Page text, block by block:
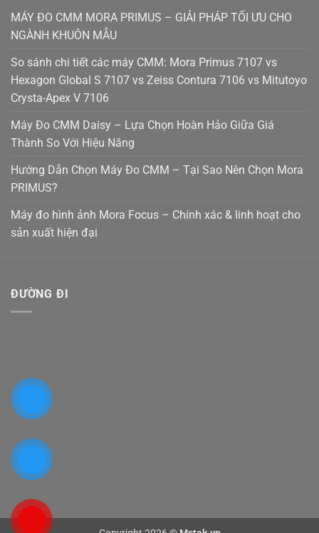
MÁY ĐO CMM MORA PRIMUS – GIẢI PHÁP TỐI ƯU CHO
NGÀNH KHUÔN MẪU
So sánh chi tiết các máy CMM: Mora Primus 7107 vs
Hexagon Global S 7107 vs Zeiss Contura 7106 vs Mitutoyo
Crysta-Apex V 7106
Máy Đo CMM Daisy – Lựa Chọn Hoàn Hảo Giữa Giá
Thành So Với Hiệu Năng
Hướng Dẫn Chọn Máy Đo CMM – Tại Sao Nên Chọn Mora
PRIMUS?
Máy đo hình ảnh Mora Focus – Chính xác & linh hoạt cho
sản xuất hiện đại
ĐƯỜNG ĐI